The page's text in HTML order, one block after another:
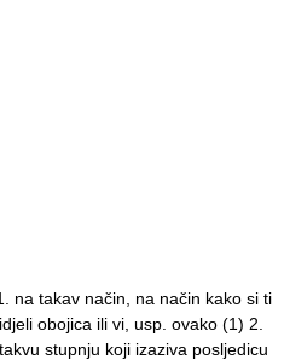
na takav način, na način kako si ti
obojica ili vi, usp. ovako (1) 2.
stupnju koji izaziva posljedicu